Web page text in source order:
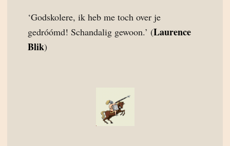
‘Godskolere, ik heb me toch over je
gedróómd! Schandalig gewoon.’ (Laurence
Blik)